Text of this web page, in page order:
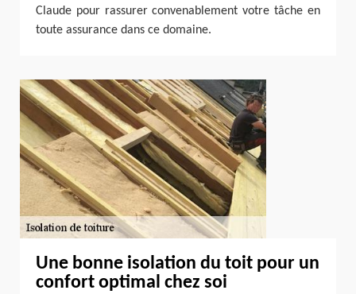
Claude pour rassurer convenablement votre tâche en
toute assurance dans ce domaine.
Une bonne isolation du toit pour un
confort optimal chez soi